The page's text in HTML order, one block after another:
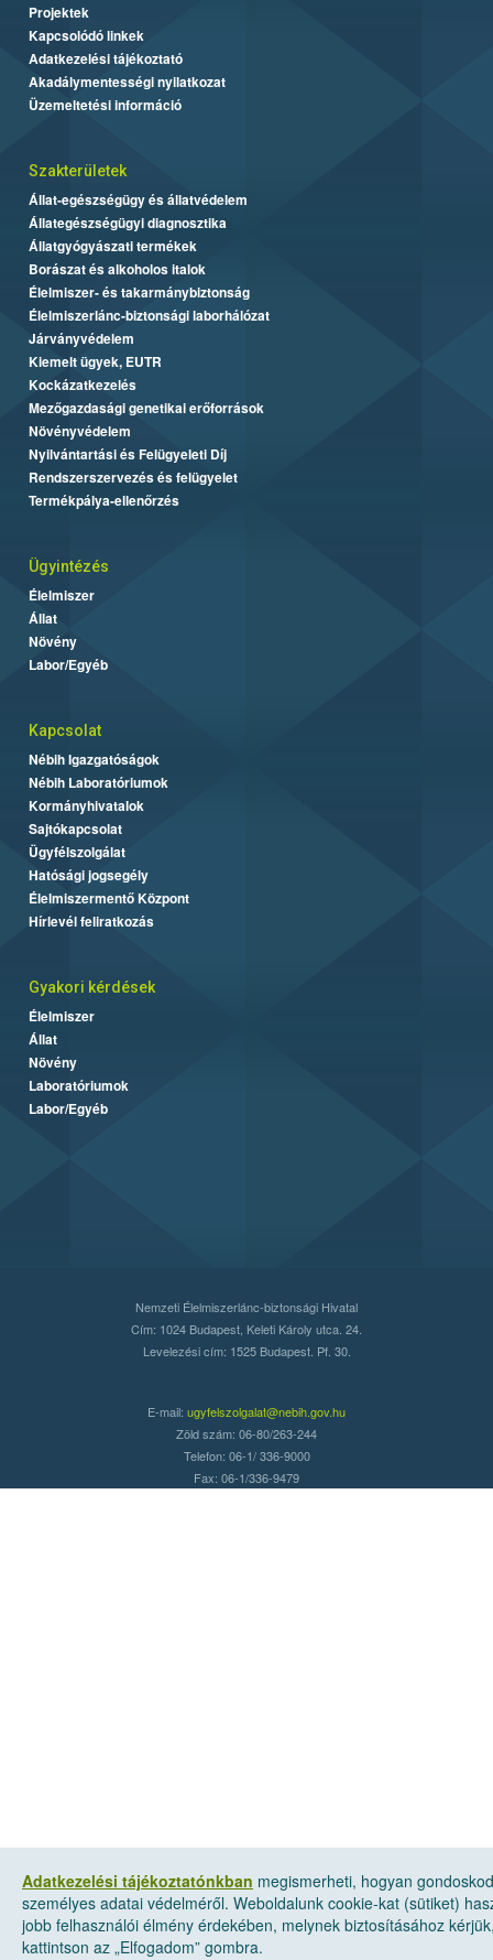
Adatkezelési tájékoztatónkban megismerheti, hogyan
személyes adatai védelméről. Weboldalunk cookie-kat (sütiket)
jobb felhasználói élmény érdekében, melynek biztosításához
kattintson az „Elfogadom” gombra.
Projektek
Kapcsolódó linkek
Adatkezelési tájékoztató
Akadálymentességi nyilatkozat
Üzemeltetési információ
Szakterületek
Állat-egészségügy és állatvédelem
Állategészségügyi diagnosztika
Állatgyógyászati termékek
Borászat és alkoholos italok
Élelmiszer- és takarmánybiztonság
Élelmiszerlánc-biztonsági laborhálózat
Járványvédelem
Kiemelt ügyek, EUTR
Kockázatkezelés
Mezőgazdasági genetikai erőforrások
Növényvédelem
Nyilvántartási és Felügyeleti Díj
Rendszerszervezés és felügyelet
Termékpálya-ellenőrzés
Ügyintézés
Élelmiszer
Állat
Növény
Labor/Egyéb
Kapcsolat
Nébih Igazgatóságok
Nébih Laboratóriumok
Kormányhivatalok
Sajtókapcsolat
Ügyfélszolgálat
Hatósági jogsegély
Élelmiszermentő Központ
Hírlevél feliratkozás
Gyakori kérdések
Élelmiszer
Állat
Növény
Laboratóriumok
Labor/Egyéb
Nemzeti Élelmiszerlánc-biztonsági Hivatal
Cím: 1024 Budapest, Keleti Károly utca. 24.
Levelezési cím: 1525 Budapest. Pf. 30.
E-mail: ugyfelszolgalat@nebih.gov.hu
Zöld szám: 06-80/263-244
Telefon: 06-1/ 336-9000
Fax: 06-1/336-9479